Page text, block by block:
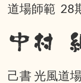
道場師範 28
中村
己書 光風道